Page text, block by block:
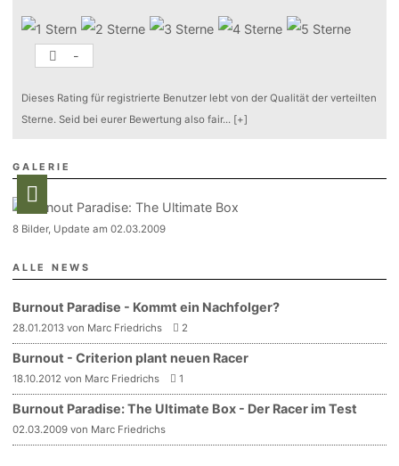
-
Dieses Rating für registrierte Benutzer lebt von der Qualität der verteilten
Sterne. Seid bei eurer Bewertung also fair... [+]
GALERIE
8 Bilder, Update am 02.03.2009
ALLE NEWS
Burnout Paradise - Kommt ein Nachfolger?
28.01.2013 von Marc Friedrichs 2
Burnout - Criterion plant neuen Racer
18.10.2012 von Marc Friedrichs 1
Burnout Paradise: The Ultimate Box - Der Racer im Test
02.03.2009 von Marc Friedrichs